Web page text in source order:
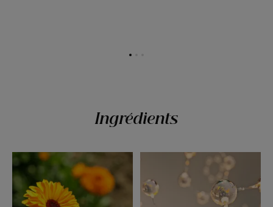
Aller
Ingrédients